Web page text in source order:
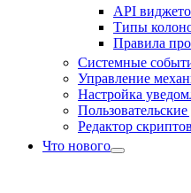
API
Типы
Правила
Системные
Управление
Настройка
Редактор скриптов
Что нового